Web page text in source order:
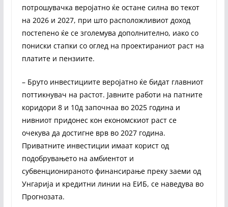
потрошувачка веројатно ќе остане силна во текот
на 2026 и 2027, при што расположливиот доход
постепено ќе се зголемува дополнително, иако со
пониски стапки со оглед на проектираниот раст на
платите и пензиите.
– Бруто инвестициите веројатно ќе бидат главниот
поттикнувач на растот. Јавните работи на патните
коридори 8 и 10д започнаа во 2025 година и
нивниот придонес кон економскиот раст се
очекува да достигне врв во 2027 година.
Приватните инвестиции имаат корист од
подобрувањето на амбиентот и
субвенционираното финансирање преку заеми од
Унгарија и кредитни линии на ЕИБ, се наведува во
Прогнозата.